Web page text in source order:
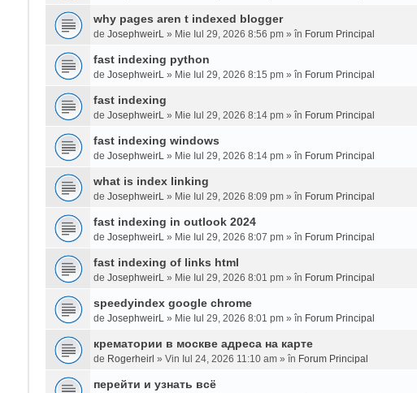
why pages aren t indexed blogger
de JosephweirL» Mie Iul 29, 2026 8:56 pm » în Forum Principal
fast indexing python
de JosephweirL» Mie Iul 29, 2026 8:15 pm » în Forum Principal
fast indexing
de JosephweirL» Mie Iul 29, 2026 8:14 pm » în Forum Principal
fast indexing windows
de JosephweirL» Mie Iul 29, 2026 8:14 pm » în Forum Principal
what is index linking
de JosephweirL» Mie Iul 29, 2026 8:09 pm » în Forum Principal
fast indexing in outlook 2024
de JosephweirL» Mie Iul 29, 2026 8:07 pm » în Forum Principal
fast indexing of links html
de JosephweirL» Mie Iul 29, 2026 8:01 pm » în Forum Principal
speedyindex google chrome
de JosephweirL» Mie Iul 29, 2026 8:01 pm » în Forum Principal
крематории в москве адреса на карте
de Rogerheirl » Vin Iul 24, 2026 11:10 am » în Forum Principal
перейти и узнать всё